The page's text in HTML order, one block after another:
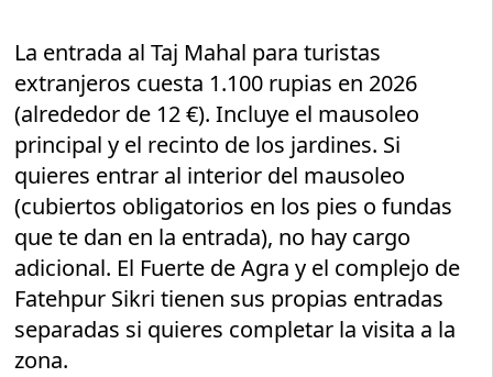
La entrada al Taj Mahal para turistas
extranjeros cuesta 1.100 rupias en 2026
(alrededor de 12 €). Incluye el mausoleo
principal y el recinto de los jardines. Si
quieres entrar al interior del mausoleo
(cubiertos obligatorios en los pies o fundas
que te dan en la entrada), no hay cargo
adicional. El Fuerte de Agra y el complejo de
Fatehpur Sikri tienen sus propias entradas
separadas si quieres completar la visita a la
zona.